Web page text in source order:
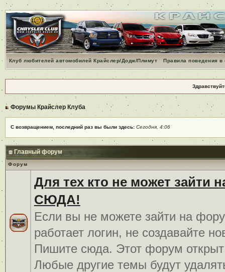
Клуб любителей автомобилей Крайслер/Додж/Плимут Правила поведения
Форумы Крайслер Клуба
С возвращением, последний раз вы были здесь: Сегодня, 4:06
Главный форум
Форум
Для тех кто не может зайти
СЮДА!
Если вы не можете зайти на
работает логин, не создавайте
Пишите сюда. Этот форум открыт
Любые другие темы будут